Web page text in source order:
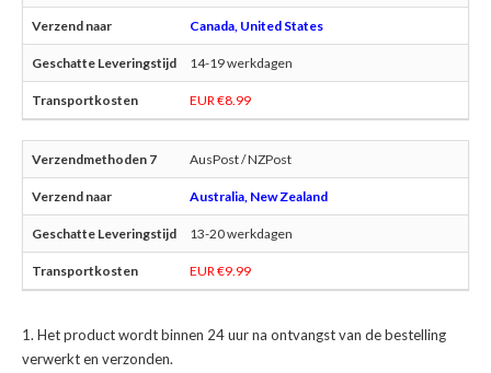
Canada, United States
14-19 werkdagen
EUR €8.99
AusPost / NZPost
Australia, New Zealand
13-20 werkdagen
EUR €9.99
Het product wordt binnen 24 uur na ontvangst van de bestelling
verwerkt en verzonden.